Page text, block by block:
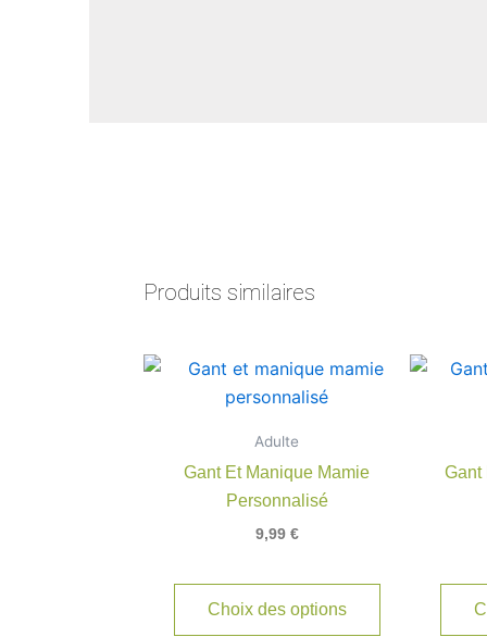
Produits similaires
Adulte
Gant Et Manique Mamie
Personnalisé
9,99 €
Choix des options
Gant